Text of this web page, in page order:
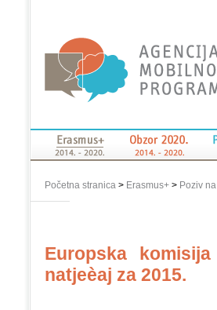
Početna stranica > Erasmus+ > Poziv
Europska
natjeèaj za 2015.